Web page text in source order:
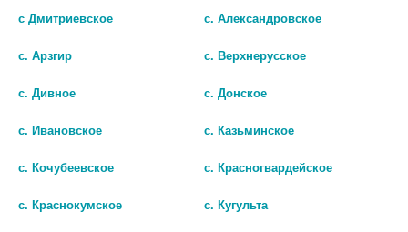
МЛ. 4МЛ. №15 Р-Р Д/ВН. ПРИМ.
ОБНОВЛЕНИЕ/ 9199
233 руб.
шт
В КОРЗИНУ
Р Д/ВН. ПРИМ. И ИНГАЛ.
с Дмитриевское с. Александровское
с. Арзгир с. Верхнерусское
с. Дивное с. Донское
с. Ивановское с. Казьминское
с. Кочубеевское с. Красногвардейское
с. Краснокумское с. Кугульта